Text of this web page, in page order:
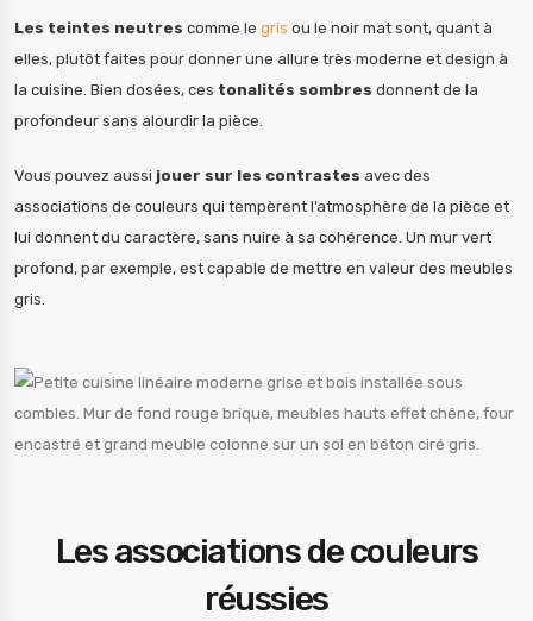
Les teintes neutres comme le gris ou le noir mat sont, quant à
elles, plutôt faites pour donner une allure très moderne et design à
la cuisine. Bien dosées, ces tonalités sombres donnent de la
profondeur sans alourdir la pièce.
Vous pouvez aussi jouer sur les contrastes avec des
associations de couleurs qui tempèrent l’atmosphère de la pièce et
lui donnent du caractère, sans nuire à sa cohérence. Un mur vert
profond, par exemple, est capable de mettre en valeur des meubles
gris.
Les associations de couleurs
réussies